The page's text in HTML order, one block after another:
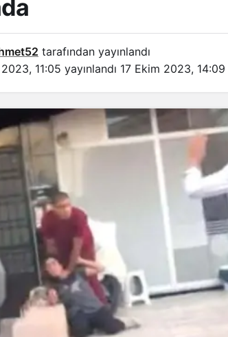
tarafından yayınlandı
11:05 yayınlandı 17 Ekim 2023, 14:09